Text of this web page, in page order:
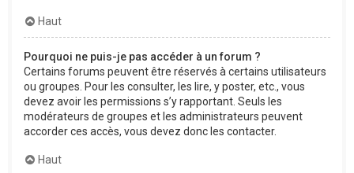
Haut
Pourquoi ne puis-je pas accéder à un forum ?
Certains forums peuvent être réservés à certains utilisateurs
ou groupes. Pour les consulter, les lire, y poster, etc., vous
devez avoir les permissions s’y rapportant. Seuls les
modérateurs de groupes et les administrateurs peuvent
accorder ces accès, vous devez donc les contacter.
Haut